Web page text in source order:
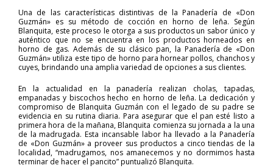
Una de las características distintivas de la Panadería de «Don
Guzmán» es su método de cocción en horno de leña. Según
Blanquita, este proceso le otorga a sus productos un sabor único y
auténtico que no se encuentra en los productos horneados en
horno de gas. Además de su clásico pan, la Panadería de «Don
Guzmán» utiliza este tipo de horno para hornear pollos, chanchos y
cuyes, brindando una amplia variedad de opciones a sus clientes.
En la actualidad en la panadería realizan cholas, tapadas,
empanadas y biscochos hecho en horno de leña. La dedicación y
compromiso de Blanquita Guzmán con el legado de su padre se
evidencia en su rutina diaria. Para asegurar que el pan esté listo a
primera hora de la mañana, Blanquita comienza su jornada a la una
de la madrugada. Esta incansable labor ha llevado a la Panadería
de «Don Guzmán» a proveer sus productos a cinco tiendas de la
localidad, “madrugamos, nos amanecemos y no dormimos hasta
terminar de hacer el pancito” puntualizó Blanquita.